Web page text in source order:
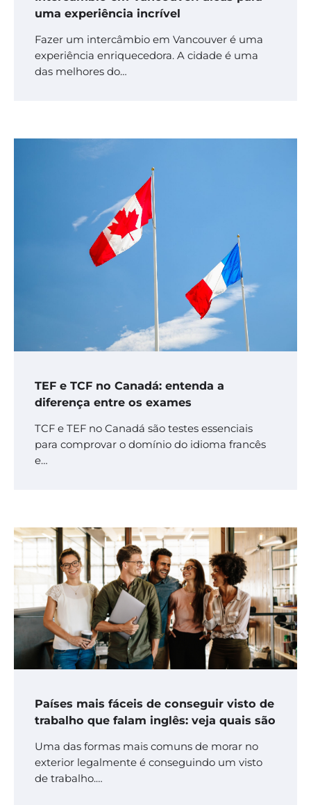
uma experiência incrível
Fazer um intercâmbio em Vancouver é uma
experiência enriquecedora. A cidade é uma
das melhores do…
TEF e TCF no Canadá: entenda a
diferença entre os exames
TCF e TEF no Canadá são testes essenciais
para comprovar o domínio do idioma francês
e…
Países mais fáceis de conseguir visto de
trabalho que falam inglês: veja quais são
Uma das formas mais comuns de morar no
exterior legalmente é conseguindo um visto
de trabalho.…